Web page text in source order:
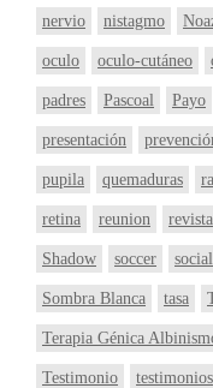
nervio nistagmo
oculo oculo-cutáneo
padres Pascoal Payo
presentación
pupila quemaduras
retina reunion revista
Shadow soccer social
Sombra Blanca tasa
Terapia Génica
Testimonio testimonios